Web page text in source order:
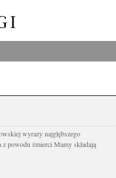
wyrazy najgłębszego
z powodu śmierci Mamy składają